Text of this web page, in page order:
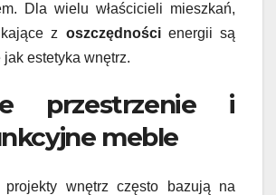
Dla wielu właścicieli mieszkań,
z oszczędnościenergii są
estetyka wnętrz.
przestrzenie i
meble
projekty wnętrz często bazują na